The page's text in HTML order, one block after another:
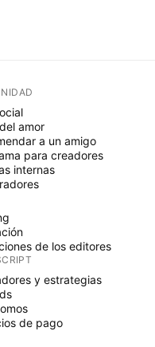
amor
a un amigo
para creadores
internas
de los editores
y estrategias
de pago